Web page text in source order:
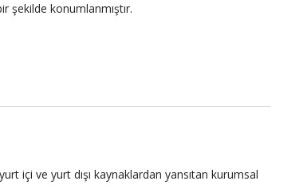
şekilde konumlanmıştır.
içi ve yurt dışı kaynaklardan yansıtan kurumsal